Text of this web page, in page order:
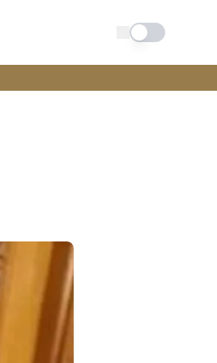
Schimba tema